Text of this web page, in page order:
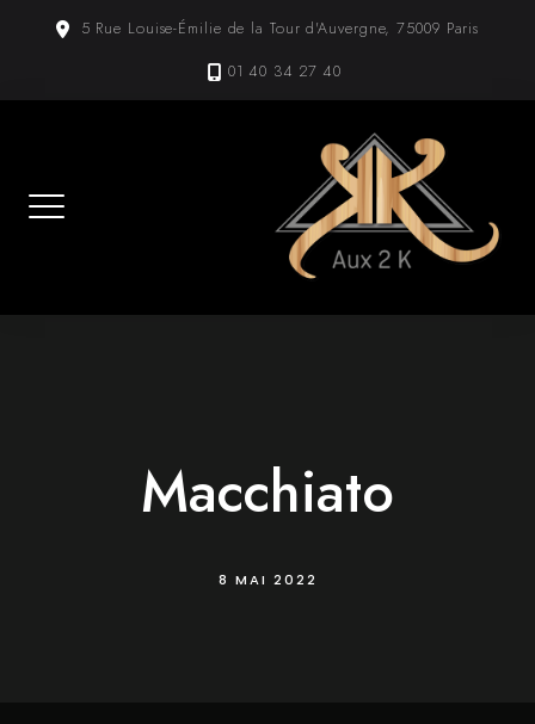
5 Rue Louise-Émilie de la Tour d'Auvergne, 75009 Paris
01 40 34 27 40
Macchiato
8 MAI 2022